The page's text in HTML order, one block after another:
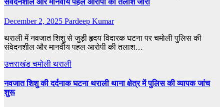
December 2, 2025 Pardeep Kumar
थराली में नवजात शिशु से जुड़ी हृदय विदारक घटना पर चमोली पुलिस की
संवेदनशील और मानवीय पहल आरोपी की तलाश…
उत्तराखंडचमोली थराली
नवजात शिशु की दर्दनाक घटना थराली थाना क्षेत्र में पुलिस की व्यापक जांच
शुरू